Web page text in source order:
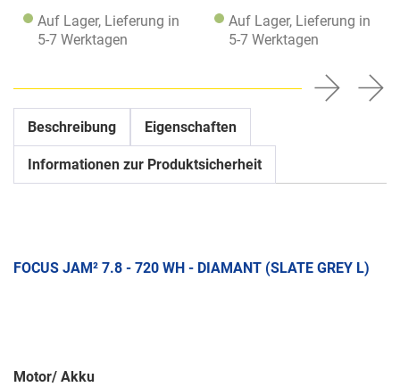
Auf Lager, Lieferung in
5-7 Werktagen
Auf Lager, Lieferung in
5-7 Werktagen
Beschreibung Eigenschaften
Informationen zur Produktsicherheit
FOCUS JAM² 7.8 - 720 WH - DIAMANT (SLATE GREY L)
Motor/ Akku